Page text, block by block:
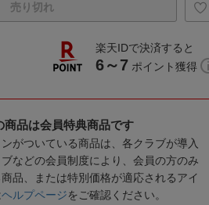
売り切れ
楽天IDで決済すると
6～7 ポイント獲得
商品は会員特典商品です
がついている商品は、各クラブが導入
などの会員制度により、会員の方のみ
品、または特別価格が適応されるアイ
ヘルプページをご確認ください。